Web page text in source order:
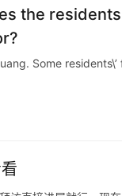
the
Some